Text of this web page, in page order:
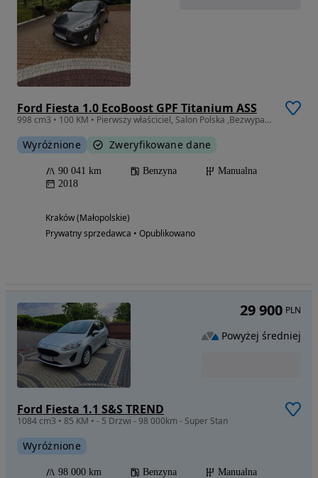
Ford Fiesta 1.0 EcoBoost GPF Titanium ASS
998 cm3 • 100 KM • Pierwszy właściciel, Salon Polska ,Bezwypadkowy
Wyróżnione Zweryfikowane dane
90 041 km Benzyna
Manualna
2018
Kraków (Małopolskie)
Prywatny sprzedawca • Opublikowano
Ford Fiesta 1.1 S&S TREND
1084 cm3 • 85 KM • - 5 Drzwi - 98 000km - Super Stan
Wyróżnione
98 000 km Benzyna
Manualna
29 900 PLN
Powyżej średniej